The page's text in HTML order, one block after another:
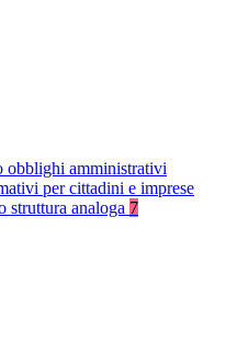
obblighi amministrativi
per cittadini e imprese
struttura analoga 7